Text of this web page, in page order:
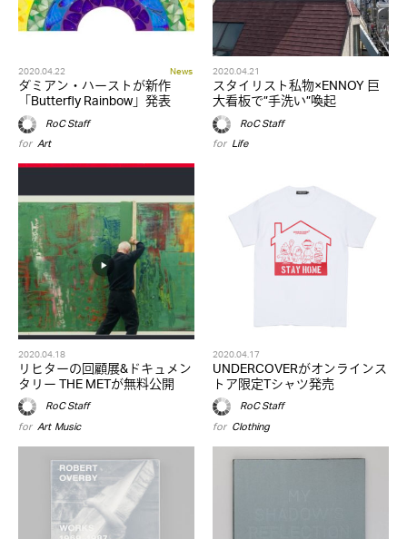
2020.04.22 News
ダミアン・ハーストが新作
「Butterfly Rainbow」発表
RoC Staff
for Art
2020.04.21
スタイリスト私物×ENNOY 巨
大看板で”手洗い”喚起
RoC Staff
for Life
2020.04.18
リヒターの回顧展&ドキュメン
タリー THE METが無料公開
RoC Staff
for Art,Music
2020.04.17
UNDERCOVERがオンラインス
トア限定Tシャツ発売
RoC Staff
for Clothing